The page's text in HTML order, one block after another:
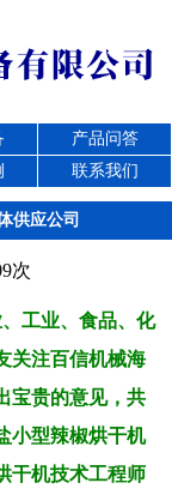
产品问答
联系我们
供应公司
次
工业、食品、化
关注百信机械海
宝贵的意见，共
小型辣椒烘干机
干机技术工程师